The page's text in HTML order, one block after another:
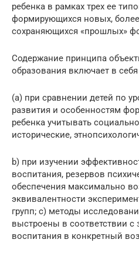
ребенка в рамках трех ее
формирующихся новых,
сохраняющихся «прошлых»
Содержание принципа
образования включает в
(a) при сравнении детей по
развития и особенностям
ребенка учитывать
исторические,
b) при изучении
воспитания, резервов
обеспечения максимально
эквивалентности
групп; c) методы
выстроены в соответствии с
воспитания в конкретный